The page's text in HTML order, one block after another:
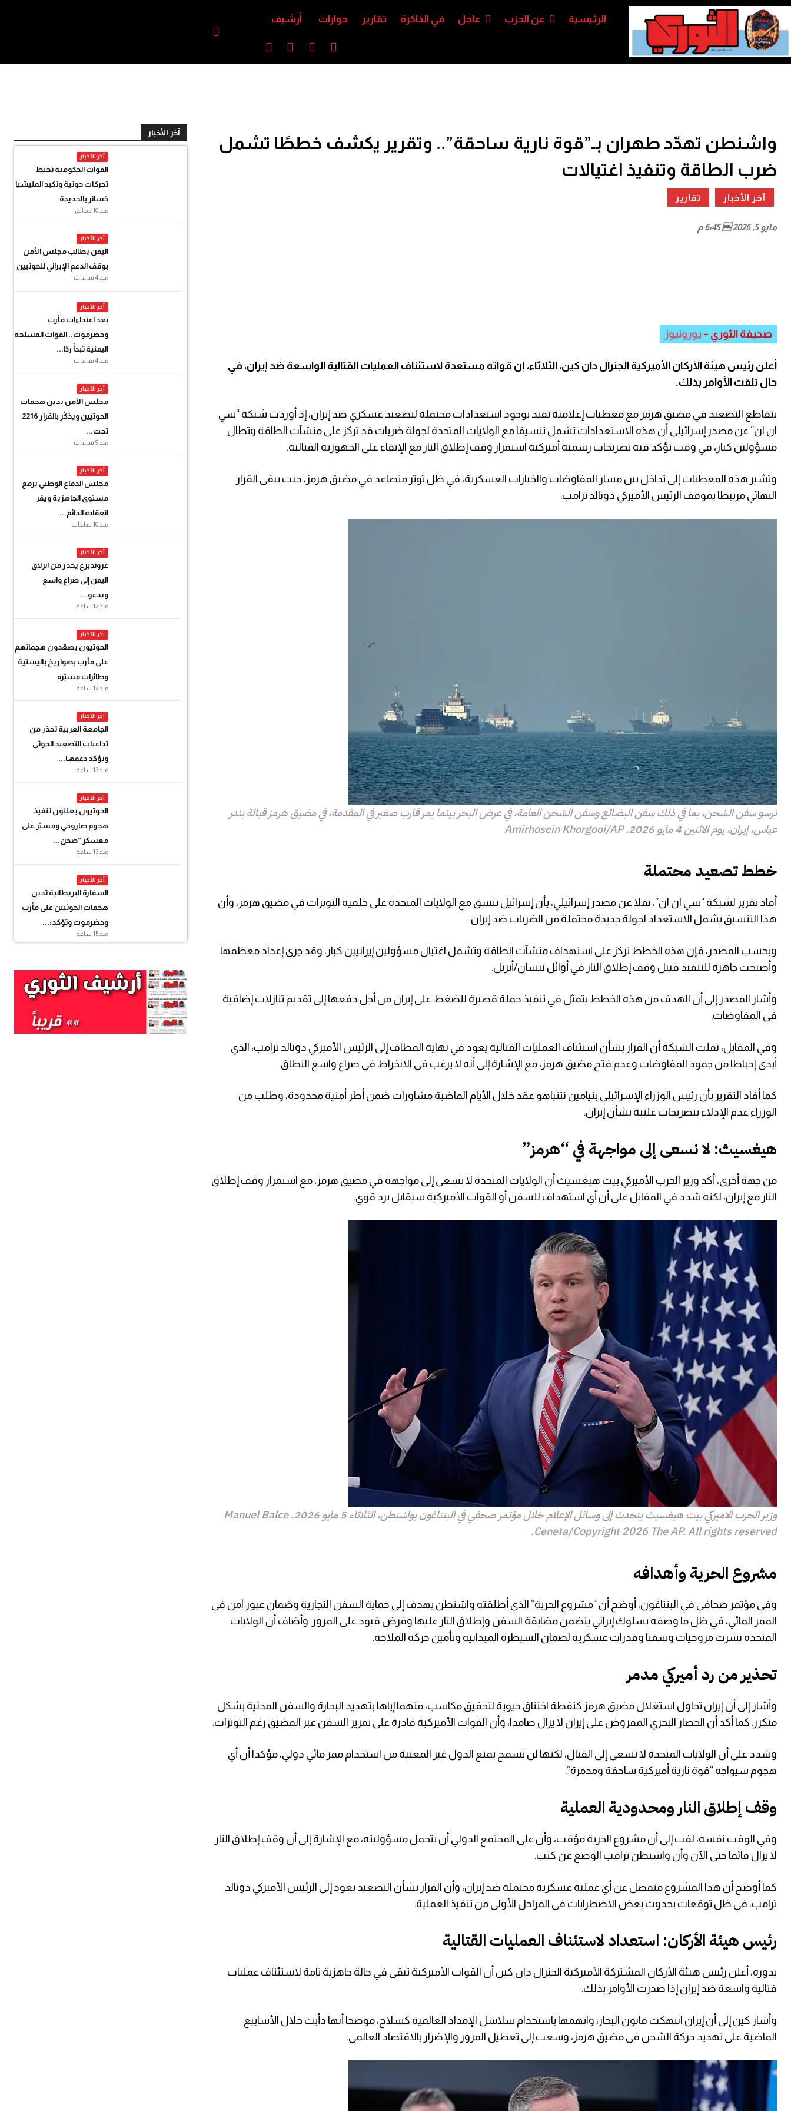
الرئيسية عن الحزب عاجل في الذاكرة تقارير حوارات أرشيف
آخر الأخبار
آخر الأخبار
القوات الحكومية تحبط
تحركات حوثية وتكبد المليشيا
خسائر بالحديدة
منذ 10 دقائق
آخر الأخبار
اليمن يطالب مجلس الأمن
بوقف الدعم الإيراني للحوثيين
منذ 4 ساعات
آخر الأخبار
بعد اعتداءات مأرب
وحضرموت.. القوات المسلحة
اليمنية تبدأ ردًا...
منذ 4 ساعات
آخر الأخبار
مجلس الأمن يدين هجمات
الحوثيين ويذكّر بالقرار 2216
تحت...
منذ 9 ساعات
آخر الأخبار
مجلس الدفاع الوطني يرفع
مستوى الجاهزية ويقر
انعقاده الدائم...
منذ 10 ساعات
آخر الأخبار
غروندبرغ يحذر من انزلاق
اليمن إلى صراع واسع
ويدعو...
منذ 12 ساعة
آخر الأخبار
الحوثيون يصعّدون هجماتهم
على مأرب بصواريخ باليستية
وطائرات مسيّرة
منذ 12 ساعة
آخر الأخبار
الجامعة العربية تحذر من
تداعيات التصعيد الحوثي
وتؤكد دعمهـا...
منذ 13 ساعة
آخر الأخبار
الحوثيون يعلنون تنفيذ
هجوم صاروخي ومسيّر على
معسكر “صحن...
منذ 13 ساعة
آخر الأخبار
السفارة البريطانية تدين
هجمات الحوثيين على مأرب
وحضرموت وتؤكد:...
منذ 15 ساعة
واشنطن تهدّد طهران بـ”قوة نارية ساحقة”.. وتقرير يكشف خططًا تشمل
ضرب الطاقة وتنفيذ اغتيالات
آخر الأخبار تقارير
مايو 5, 2026  6:45 م
صحيفة الثوري – يورونيوز
أعلن رئيس هيئة الأركان الأميركية الجنرال دان كين، الثلاثاء، إن قواته مستعدة لاستئناف العمليات القتالية الواسعة ضد إيران، في
حال تلقت الأوامر بذلك.
يتقاطع التصعيد في مضيق هرمز مع معطيات إعلامية تفيد بوجود استعدادات محتملة لتصعيد عسكري ضد إيران، إذ أوردت شبكة “سي
ان ان” عن مصدر إسرائيلي أن هذه الاستعدادات تشمل تنسيقا مع الولايات المتحدة لجولة ضربات قد تركز على منشآت الطاقة وتطال
مسؤولين كبار، في وقت تؤكد فيه تصريحات رسمية أميركية استمرار وقف إطلاق النار مع الإبقاء على الجهوزية القتالية.
وتشير هذه المعطيات إلى تداخل بين مسار المفاوضات والخيارات العسكرية، في ظل توتر متصاعد في مضيق هرمز، حيث يبقى القرار
النهائي مرتبطا بموقف الرئيس الأميركي دونالد ترامب.
ترسو سفن الشحن، بما في ذلك سفن البضائع وسفن الشحن العامة، في عرض البحر بينما يمر قارب صغير في المقدمة، في مضيق هرمز قبالة بندر
عباس، إيران، يوم الاثنين 4 مايو 2026.
Amirhosein Khorgooi/AP
خطط تصعيد محتملة
أفاد تقرير لشبكة “سي ان ان”، نقلا عن مصدر إسرائيلي، بأن إسرائيل تنسق مع الولايات المتحدة على خلفية التوترات في مضيق هرمز، وأن
هذا التنسيق يشمل الاستعداد لجولة جديدة محتملة من الضربات ضد إيران.
وبحسب المصدر، فإن هذه الخطط تركز على استهداف منشآت الطاقة وتشمل اغتيال مسؤولين إيرانيين كبار، وقد جرى إعداد معظمها
وأصبحت جاهزة للتنفيذ قبيل وقف إطلاق النار في أوائل نيسان/أبريل.
وأشار المصدر إلى أن الهدف من هذه الخطط يتمثل في تنفيذ حملة قصيرة للضغط على إيران من أجل دفعها إلى تقديم تنازلات إضافية
في المفاوضات.
وفي المقابل، نقلت الشبكة أن القرار بشأن استئناف العمليات القتالية يعود في نهاية المطاف إلى الرئيس الأميركي دونالد ترامب، الذي
أبدى إحباطا من جمود المفاوضات وعدم فتح مضيق هرمز، مع الإشارة إلى أنه لا يرغب في الانخراط في صراع واسع النطاق.
كما أفاد التقرير بأن رئيس الوزراء الإسرائيلي بنيامين نتنياهو عقد خلال الأيام الماضية مشاورات ضمن أطر أمنية محدودة، وطلب من
الوزراء عدم الإدلاء بتصريحات علنية بشأن إيران.
هيغسيث: لا نسعى إلى مواجهة في “هرمز”
من جهة أخرى، أكد وزير الحرب الأميركي بيت هيغسيث أن الولايات المتحدة لا تسعى إلى مواجهة في مضيق هرمز، مع استمرار وقف إطلاق
النار مع إيران، لكنه شدد في المقابل على أن أي استهداف للسفن أو القوات الأميركية سيقابل برد قوي.
وزير الحرب الاميركي بيت هيغسيث يتحدث إلى وسائل الإعلام خلال مؤتمر صحفي في البنتاغون بواشنطن، الثلاثاء 5 مايو 2026.
Manuel Balce
Ceneta/Copyright 2026 The AP. All rights reserved.
مشروع الحرية وأهدافه
وفي مؤتمر صحافي في البنتاغون، أوضح أن “مشروع الحرية” الذي أطلقته واشنطن يهدف إلى حماية السفن التجارية وضمان عبور آمن في
الممر المائي، في ظل ما وصفه بسلوك إيراني يتضمن مضايقة السفن وإطلاق النار عليها وفرض قيود على المرور. وأضاف أن الولايات
المتحدة نشرت مروحيات وسفنا وقدرات عسكرية لضمان السيطرة الميدانية وتأمين حركة الملاحة.
تحذير من رد أميركي مدمر
وأشار إلى أن إيران تحاول استغلال مضيق هرمز كنقطة اختناق حيوية لتحقيق مكاسب، متهما إياها بتهديد البحارة والسفن المدنية بشكل
متكرر. كما أكد أن الحصار البحري المفروض على إيران لا يزال صامدا، وأن القوات الأميركية قادرة على تمرير السفن عبر المضيق رغم التوترات.
وشدد على أن الولايات المتحدة لا تسعى إلى القتال، لكنها لن تسمح بمنع الدول غير المعنية من استخدام ممر مائي دولي، مؤكدا أن أي
هجوم سيواجه “قوة نارية أميركية ساحقة ومدمرة”.
وقف إطلاق النار ومحدودية العملية
وفي الوقت نفسه، لفت إلى أن مشروع الحرية مؤقت، وأن على المجتمع الدولي أن يتحمل مسؤوليته، مع الإشارة إلى أن وقف إطلاق النار
لا يزال قائما حتى الآن وأن واشنطن تراقب الوضع عن كثب.
كما أوضح أن هذا المشروع منفصل عن أي عملية عسكرية محتملة ضد إيران، وأن القرار بشأن التصعيد يعود إلى الرئيس الأميركي دونالد
ترامب، في ظل توقعات بحدوث بعض الاضطرابات في المراحل الأولى من تنفيذ العملية.
رئيس هيئة الأركان: استعداد لاستئناف العمليات القتالية
بدوره، أعلن رئيس هيئة الأركان المشتركة الأميركية الجنرال دان كين أن القوات الأميركية تبقى في حالة جاهزية تامة لاستئناف عمليات
قتالية واسعة ضد إيران إذا صدرت الأوامر بذلك.
وأشار كين إلى أن إيران انتهكت قانون البحار، واتهمها باستخدام سلاسل الإمداد العالمية كسلاح، موضحا أنها دأبت خلال الأسابيع
الماضية على تهديد حركة الشحن في مضيق هرمز، وسعت إلى تعطيل المرور والإضرار بالاقتصاد العالمي.